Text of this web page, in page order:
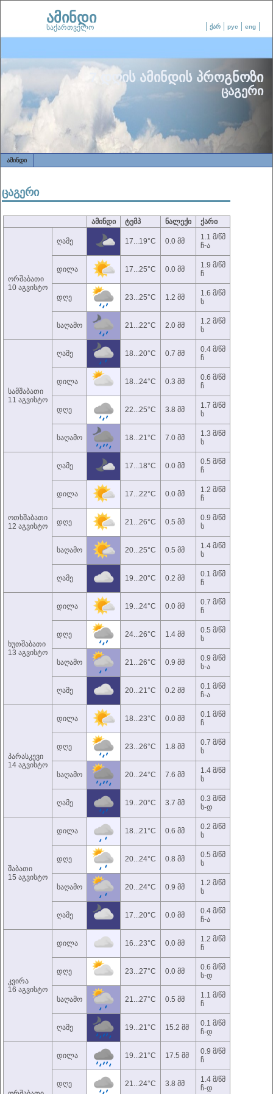
ქარ рус eng
ამინდი
საქართველო
7 დღის ამინდის პროგნოზი
ცაგერი
ᲐᲛᲘᲜᲓᲘ
ცაგერი
ამინდი ტემპ ნალექი ქარი
ორშაბათი
10 აგვისტო
ღამე 17...19°C 0.0 მმ
1.1 მ/წმ
ჩ-ა
დილა 17...25°C 0.0 მმ
1.9 მ/წმ
ჩ
დღე 23...25°C 1.2 მმ
1.6 მ/წმ
ს
საღამო 21...22°C 2.0 მმ
1.2 მ/წმ
ს
სამშაბათი
11 აგვისტო
ღამე 18...20°C 0.7 მმ
0.4 მ/წმ
ჩ
დილა 18...24°C 0.3 მმ
0.6 მ/წმ
ჩ
დღე 22...25°C 3.8 მმ
1.7 მ/წმ
ს
საღამო 18...21°C 7.0 მმ
1.3 მ/წმ
ს
ოთხშაბათი
12 აგვისტო
ღამე 17...18°C 0.0 მმ
0.5 მ/წმ
ჩ
დილა 17...22°C 0.0 მმ
1.2 მ/წმ
ჩ
დღე 21...26°C 0.5 მმ
0.9 მ/წმ
ს
საღამო 20...25°C 0.5 მმ
1.4 მ/წმ
ს
ღამე 19...20°C 0.2 მმ
0.1 მ/წმ
ჩ
ხუთშაბათი
13 აგვისტო
დილა 19...24°C 0.0 მმ
0.7 მ/წმ
ჩ
დღე 24...26°C 1.4 მმ
0.5 მ/წმ
ს
საღამო 21...26°C 0.9 მმ
0.9 მ/წმ
ს-ა
ღამე 20...21°C 0.2 მმ
0.1 მ/წმ
ჩ-ა
პარასკევი
14 აგვისტო
დილა 18...23°C 0.0 მმ
0.1 მ/წმ
ჩ
დღე 23...26°C 1.8 მმ
0.7 მ/წმ
ს
საღამო 20...24°C 7.6 მმ
1.4 მ/წმ
ს
ღამე 19...20°C 3.7 მმ
0.3 მ/წმ
ს-დ
შაბათი
15 აგვისტო
დილა 18...21°C 0.6 მმ
0.2 მ/წმ
ს
დღე 20...24°C 0.8 მმ
0.5 მ/წმ
ს
საღამო 20...24°C 0.9 მმ
1.2 მ/წმ
ს
ღამე 17...20°C 0.0 მმ
0.4 მ/წმ
ჩ-ა
კვირა
16 აგვისტო
დილა 16...23°C 0.0 მმ
1.2 მ/წმ
ჩ
დღე 23...27°C 0.0 მმ
0.6 მ/წმ
ს-დ
საღამო 21...27°C 0.5 მმ
1.1 მ/წმ
ჩ
ღამე 19...21°C 15.2 მმ
0.1 მ/წმ
ჩ-დ
დილა 19...21°C 17.5 მმ
0.9 მ/წმ
ჩ
დღე 21...24°C 3.8 მმ
1.4 მ/წმ
ჩ-დ